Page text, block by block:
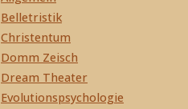
Belletristik
Christentum
Domm Zeisch
Dream Theater
Evolutionspsychologie